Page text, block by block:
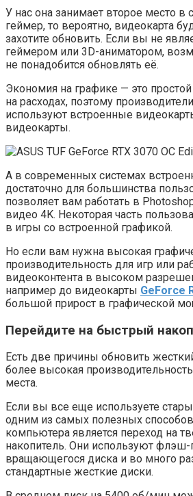
У нас она занимает второе место в
геймер, то вероятно, видеокарта
захотите обновить. Если вы не
геймером или 3D-аниматором,
не понадобится обновлять её.
Экономия на графике — это
на расходах, поэтому
используют встроенные
видеокарты.
А в современных системах
достаточно для большинства
позволяет вам работать в
видео 4K. Некоторая часть
в игры со встроенной графикой.
Но если вам нужна высокая
производительность для игр или
видеоконтента в высоком
например до видеокарты GeForce
большой прирост в графической
Перейдите на быстрый
Есть две причины обновить
более высокая
места.
Если вы все еще используете
одним из самых полезных
компьютера является переход на
накопитель. Они используют флэш-
вращающегося диска и во много
стандартные жесткие диски.